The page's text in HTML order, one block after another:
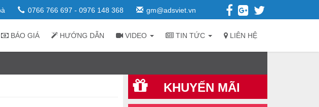
0766 766 697 - 0976 148 368 gm@adsviet.vn
BÁO GIÁ HƯỚNG DẪN VIDEO TIN TỨC LIÊN HỆ
KHUYẾN MÃI